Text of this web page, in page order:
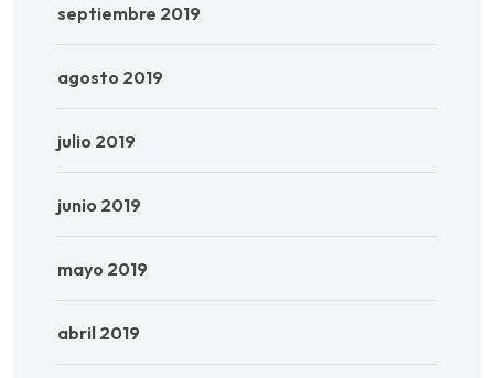
septiembre 2019
agosto 2019
julio 2019
junio 2019
mayo 2019
abril 2019